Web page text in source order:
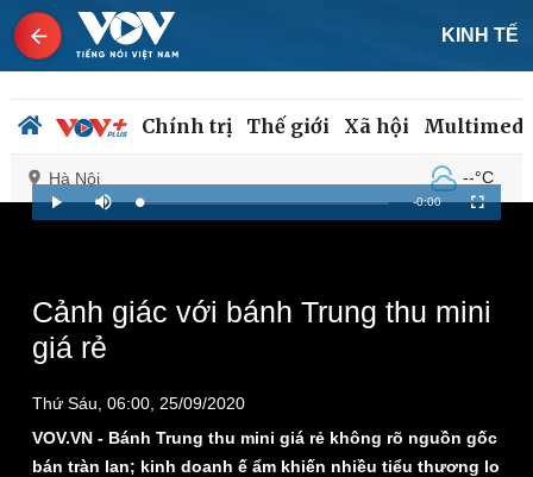
KINH TẾ
Chính trị Thế giới Xã hội
Hà Nội --°C
Đảng
Tổ chức nhân sự
Nhận diện sự thật
Tin 24h
Biển đảo
Play Mute Loaded:
0%
Remaining
-0:00 Fullscreen
Cảnh giác với bánh Trung thu mini
giá rẻ
Thứ Sáu, 06:00, 25/09/2020
VOV.VN - Bánh Trung thu mini giá rẻ không rõ nguồn gốc
bán tràn lan; kinh doanh ế ẩm khiến nhiều tiểu thương lo